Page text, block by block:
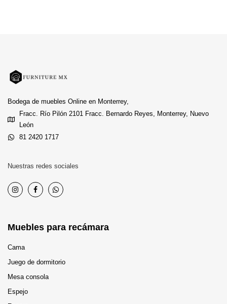
Bodega de muebles Online en Monterrey,
Fracc. Río Pilón 2101 Fracc. Bernardo Reyes, Monterrey, Nuevo
León
81 2420 1717
Nuestras redes sociales
Muebles para recámara
Cama
Juego de dormitorio
Mesa consola
Espejo